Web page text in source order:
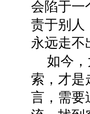
会陷于一
责于别人
永远走不
如今
索，才是
言，需要